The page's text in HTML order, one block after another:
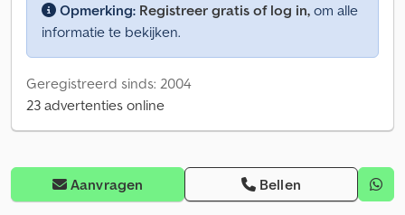
Opmerking: Registreer gratis of log in, om alle
informatie te bekijken.
Geregistreerd sinds: 2004
23 advertenties online
Aanvragen Bellen